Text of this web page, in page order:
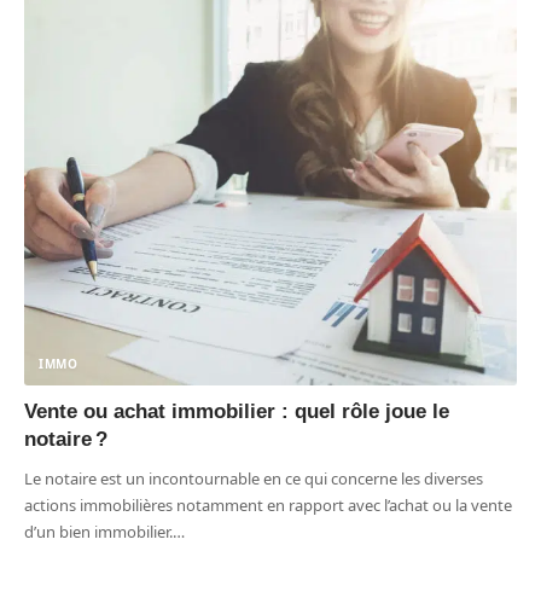
IMMO
Vente ou achat immobilier : quel rôle joue le
notaire ?
Le notaire est un incontournable en ce qui concerne les diverses
actions immobilières notamment en rapport avec l’achat ou la vente
d’un bien immobilier.…